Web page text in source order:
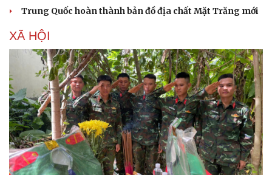
Trung Quốc hoàn thành bản đồ địa chất Mặt Trăng mới
XÃ HỘI